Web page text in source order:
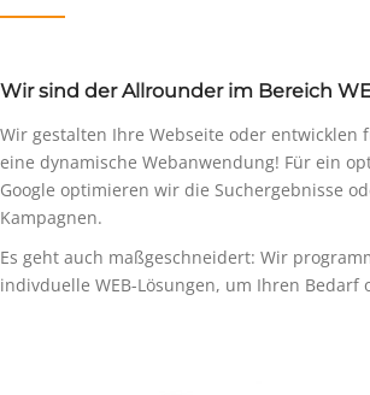
Wir sind der Allrounder im Bereich
Wir gestalten Ihre Webseite oder entwicklen
eine dynamische Webanwendung! Für ein
Google optimieren wir die Suchergebnisse
Kampagnen.
Es geht auch maßgeschneidert: Wir
indivduelle WEB-Lösungen, um Ihren